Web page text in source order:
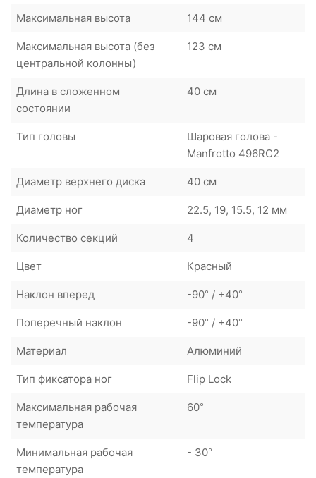
Максимальная высота 144 см
Максимальная высота (без
центральной колонны)
123 см
Длина в сложенном
состоянии
40 см
Тип головы
Шаровая голова -
Manfrotto 496RC2
Диаметр верхнего диска 40 см
Диаметр ног 22.5, 19, 15.5, 12 мм
Количество секций 4
Цвет Красный
Наклон вперед -90° / +40°
Поперечный наклон -90° / +40°
Материал Алюминий
Тип фиксатора ног Flip Lock
Максимальная рабочая
температура
60°
Минимальная рабочая
температура
- 30°